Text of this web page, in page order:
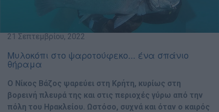
21 Σεπτεμβρίου, 2022
Μυλοκόπι στο ψαροτούφεκο... ένα σπάνιο
θήραμα
Ο Νίκος Βάζος ψαρεύει στη Κρήτη, κυρίως στη
βορεινή πλευρά της και στις περιοχές γύρω από την
πόλη του Ηρακλείου. Ωστόσο, συχνά και όταν ο καιρός